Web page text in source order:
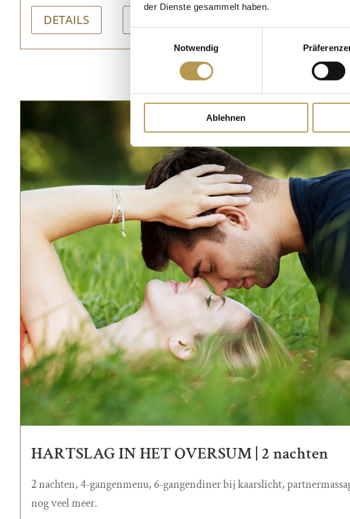
der Dienste gesammelt haben.
Einwilligungsauswahl
Notwendig
Ablehnen
DETAILS
HARTSLAG IN HET OVERSUM | 2 nachten
2 nachten, 4-gangenmenu, 6-gangendiner bij kaarslicht,
nog veel meer.